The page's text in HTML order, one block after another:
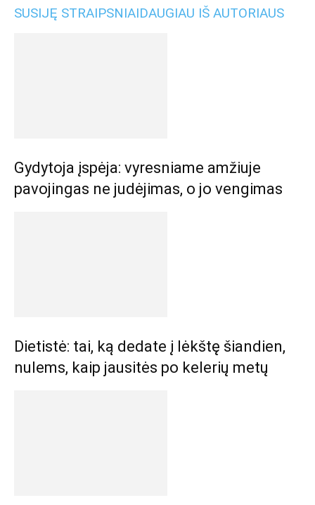
SUSIJĘ STRAIPSNIAIDAUGIAU IŠ AUTORIAUS
Gydytoja įspėja: vyresniame amžiuje
pavojingas ne judėjimas, o jo vengimas
Dietistė: tai, ką dedate į lėkštę šiandien,
nulems, kaip jausitės po kelerių metų